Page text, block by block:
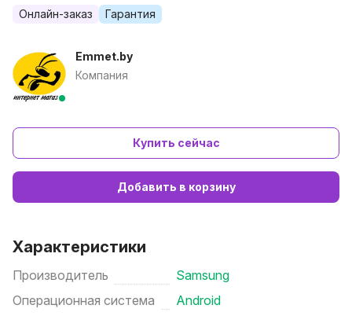
Онлайн-заказ Гарантия
Emmet.by
Компания
Купить сейчас
Добавить в корзину
Характеристики
Производитель
Samsung
Операционная система
Android